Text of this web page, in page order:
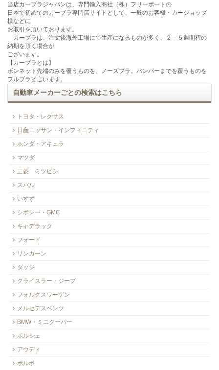
当店カーブラジャパンは、専門輸入商社（株）フリーポートの
日本で初めてのカーブラ専門店サイトとして、一般のお客様・カーショップ
様などに
お取引を頂いております。
カーブラは、注文後海外工場にて生産になるものが多く、２－５週間程の
納期を頂く場合が
ございます。
【カーブラとは】
ボンネット先端のみを覆うものを、ノーズブラ。バンパーまでを覆うものを
フルブラと言います。
自動車メーカーごとの検索はこちら
トヨタ・レクサス
日産ニッサン・インフィニティ
ホンダ・アキュラ
マツダ
三菱 ミツビシ
スバル
いすず
シボレー・GMC
キャデラック
フォード
リンカーン
ダッジ
クライスラー・ジープ
フォルクスワーゲン
メルセデスベンツ
BMW・ミニクーパー
ポルシェ
アウディ
ボルボ